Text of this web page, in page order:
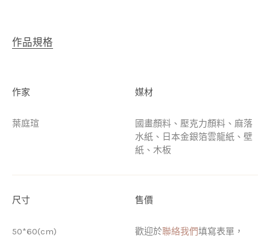
作品規格
作家
葉庭瑄
媒材
國畫顏料、壓克力顏料、麻落
水紙、日本金銀箔雲龍紙、壁
紙、木板
尺寸
50*60(cm)
售價
歡迎於聯絡我們填寫表單，